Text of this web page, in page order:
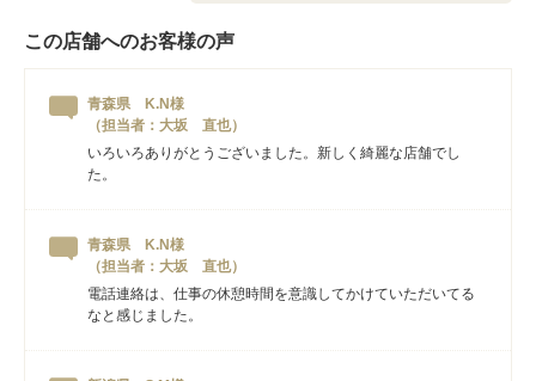
この店舗へのお客様の声
青森県 K.N様
（担当者：大坂 直也）
いろいろありがとうございました。新しく綺麗な店舗でし
た。
青森県 K.N様
（担当者：大坂 直也）
電話連絡は、仕事の休憩時間を意識してかけていただいてる
なと感じました。